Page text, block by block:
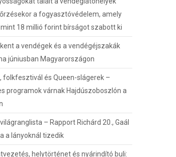
a fogyasztóvédelem, amely
18 millió forint bírságot szabott ki
a vendégek és a vendégéjszakák
júniusban Magyarországon
folkfesztivál és Queen-slágerek –
programok várnak Hajdúszoboszlón a
– Rapport Richárd 20., Gaál
a lányoknál tizedik
helytörténet és nyárindító buli: